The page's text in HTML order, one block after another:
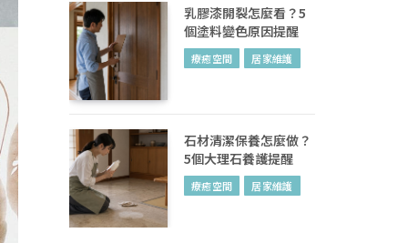
乳膠漆開裂怎麼看？5
個塗料變色原因提醒
療癒空間 居家維護
石材清潔保養怎麼做？
5個大理石養護提醒
療癒空間 居家維護